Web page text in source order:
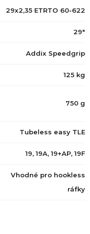
29x2,35 ETRTO 60-622
29"
Addix Speedgrip
125 kg
750 g
Tubeless easy TLE
19, 19A, 19+AP, 19F
Vhodné pro hookless
ráfky